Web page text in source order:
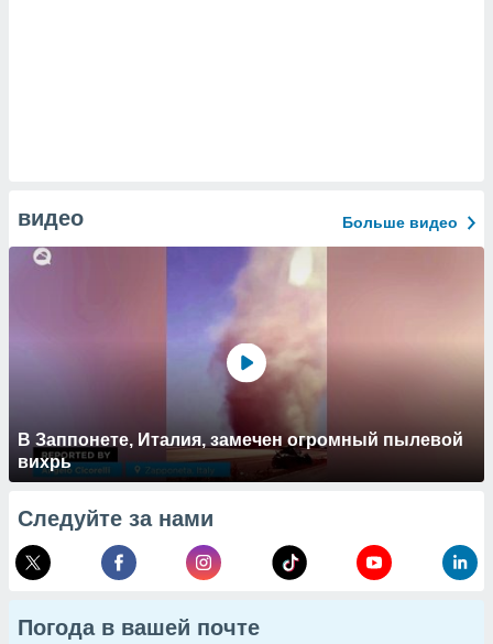
видео Больше видео
В Заппонете, Италия, замечен огромный пылевой
вихрь
Следуйте за нами
Погода в вашей почте